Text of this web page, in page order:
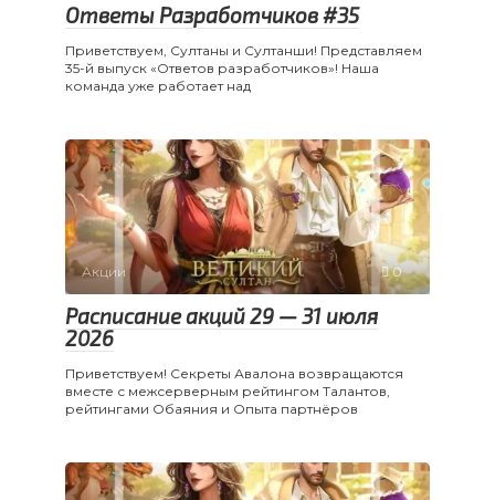
Ответы Разработчиков #35
Приветствуем, Султаны и Султанши! Представляем
35-й выпуск «Ответов разработчиков»! Наша
команда уже работает над
Акции 0
Расписание акций 29 — 31 июля
2026
Приветствуем! Секреты Авалона возвращаются
вместе с межсерверным рейтингом Талантов,
рейтингами Обаяния и Опыта партнёров